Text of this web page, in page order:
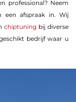
professional? Neem
een afspraak in. Wij
chiptuning bij diverse
bedrijf waar u